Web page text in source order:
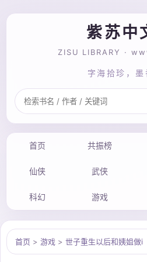
紫苏中
ZISU LIBRARY ·
字海拾珍，墨
首页 共振榜
仙侠 武侠
科幻 游戏
首页 > 游戏 > 世子重生以后和姨姐做i